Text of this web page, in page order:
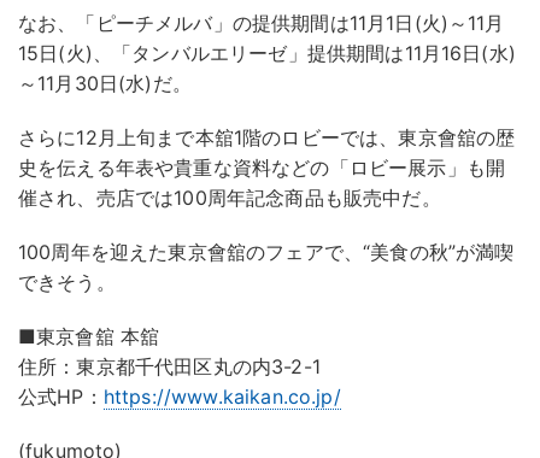
なお、「ピーチメルバ」の提供期間は11月1日(火)～11月
15日(火)、「タンバルエリーゼ」提供期間は11月16日(水)
～11月30日(水)だ。
さらに12月上旬まで本舘1階のロビーでは、東京會舘の歴
史を伝える年表や貴重な資料などの「ロビー展示」も開
催され、売店では100周年記念商品も販売中だ。
100周年を迎えた東京會舘のフェアで、“美食の秋”が満喫
できそう。
■東京會舘 本舘
住所：東京都千代田区丸の内3-2-1
公式HP： https://www.kaikan.co.jp/
(fukumoto)